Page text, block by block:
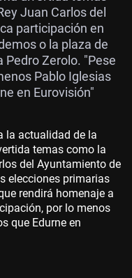
Juan Carlos del
participación en
o la plaza de
Pedro Zerolo. "Pese
Pablo Iglesias
en Eurovisión"
la actualidad de la
temas como la
del Ayuntamiento de
elecciones primarias
rendirá homenaje a
por lo menos
que Edurne en